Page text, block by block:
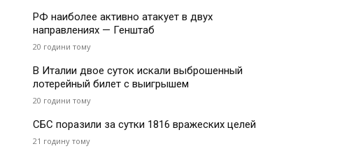
РФ наиболее активно атакует в двух
направлениях — Генштаб
20 години тому
В Италии двое суток искали выброшенный
лотерейный билет с выигрышем
20 години тому
СБС поразили за сутки 1816 вражеских целей
21 годину тому